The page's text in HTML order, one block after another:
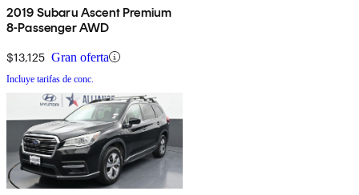
2019 Subaru Ascent Premium
8-Passenger AWD
$13,125 Gran oferta
Incluye tarifas de conc.